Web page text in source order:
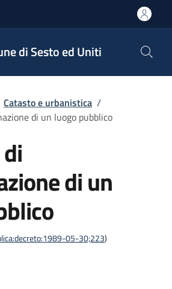
di Sesto ed Uniti
Catasto e urbanistica /
di un luogo pubblico
di un
05-30;223)